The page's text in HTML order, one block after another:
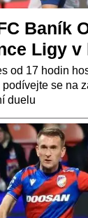
Baník
Ligy
od 17 hodin
podívejte se na
duelu